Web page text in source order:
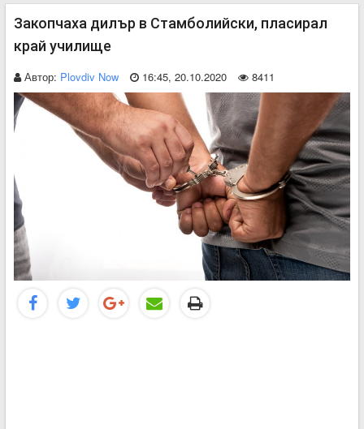
Закопчаха дилър в Стамболийски, пласирал
край училище
Автор: Plovdiv Now 16:45, 20.10.2020 8411